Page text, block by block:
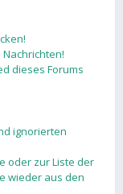
dieses Forums
ignorierten
oder zur Liste der
wieder aus den